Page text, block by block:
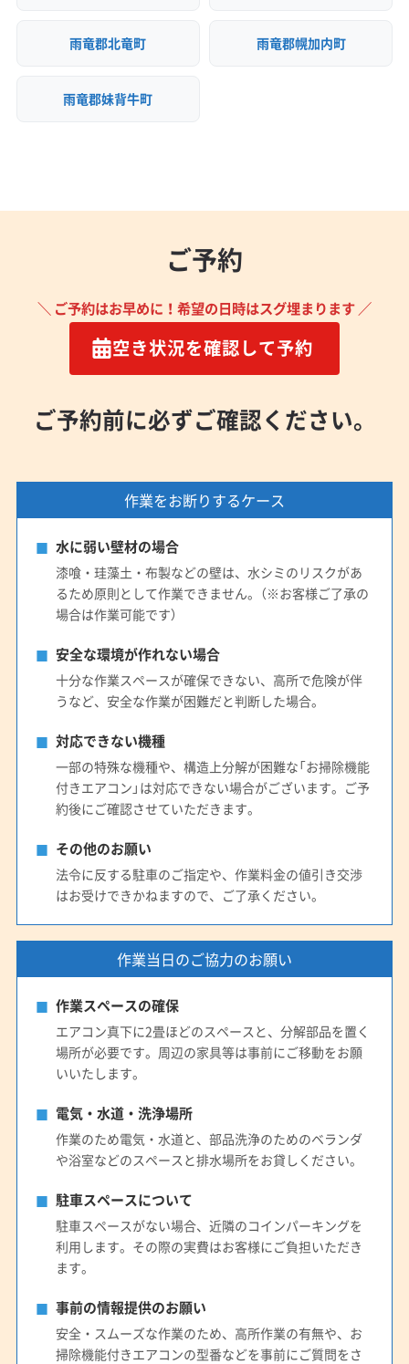
雨竜郡北竜町 雨竜郡幌加内町
雨竜郡妹背牛町
ご予約
＼ ご予約はお早めに！希望の日時はスグ埋まります ／
空き状況を確認して予約
ご予約前に必ずご確認ください。
作業をお断りするケース
水に弱い壁材の場合
漆喰・珪藻土・布製などの壁は、水シミのリスクがあ
るため原則として作業できません。（※お客様ご了承の
場合は作業可能です）
安全な環境が作れない場合
十分な作業スペースが確保できない、高所で危険が伴
うなど、安全な作業が困難だと判断した場合。
対応できない機種
一部の特殊な機種や、構造上分解が困難な「お掃除機能
付きエアコン」は対応できない場合がございます。ご予
約後にご確認させていただきます。
その他のお願い
法令に反する駐車のご指定や、作業料金の値引き交渉
はお受けできかねますので、ご了承ください。
作業当日のご協力のお願い
作業スペースの確保
エアコン真下に2畳ほどのスペースと、分解部品を置く
場所が必要です。周辺の家具等は事前にご移動をお願
いいたします。
電気・水道・洗浄場所
作業のため電気・水道と、部品洗浄のためのベランダ
や浴室などのスペースと排水場所をお貸しください。
駐車スペースについて
駐車スペースがない場合、近隣のコインパーキングを
利用します。その際の実費はお客様にご負担いただき
ます。
事前の情報提供のお願い
安全・スムーズな作業のため、高所作業の有無や、お
掃除機能付きエアコンの型番などを事前にご質問をさ